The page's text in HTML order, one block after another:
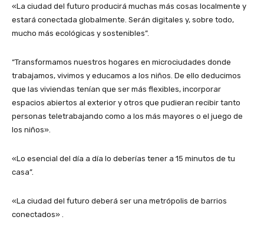
«La ciudad del futuro producirá muchas más cosas localmente y
estará conectada globalmente. Serán digitales y, sobre todo,
mucho más ecológicas y sostenibles”.
“Transformamos nuestros hogares en microciudades donde
trabajamos, vivimos y educamos a los niños. De ello deducimos
que las viviendas tenían que ser más flexibles, incorporar
espacios abiertos al exterior y otros que pudieran recibir tanto
personas teletrabajando como a los más mayores o el juego de
los niños».
«Lo esencial del día a día lo deberías tener a 15 minutos de tu
casa”.
«La ciudad del futuro deberá ser una metrópolis de barrios
conectados» .